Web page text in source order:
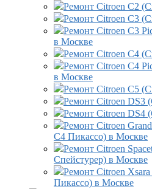
Ремонт Citroen C2
Ремонт Citroen C3
Ремонт Citroen C3
в Москве
Ремонт Citroen C4
Ремонт Citroen C4
в Москве
Ремонт Citroen C5
Ремонт Citroen DS3
Ремонт Citroen DS4
Ремонт Citroen
С4 Пикассо) в Москве
Ремонт Citroen
Спейстурер) в Москве
Ремонт Citroen
Пикассо) в Москве